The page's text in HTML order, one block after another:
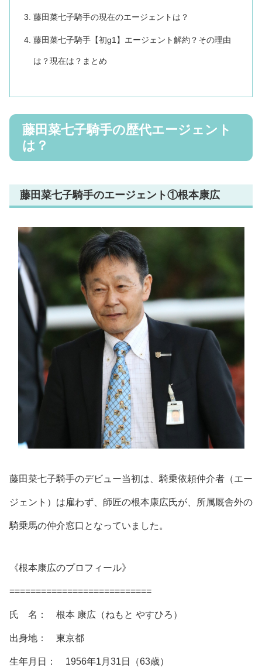
藤田菜七子騎手の現在のエージェントは？
藤田菜七子騎手【初g1】エージェント解約？その理由
は？現在は？まとめ
藤田菜七子騎手の歴代エージェント
は？
藤田菜七子騎手のエージェント①根本康広
藤田菜七子騎手のデビュー当初は、騎乗依頼仲介者（エー
ジェント）は雇わず、 師匠の根本康広氏が、所属厩舎外の
騎乗馬の仲介窓口となっていました。
《根本康広のプロフィール》
===========================
氏 名： 根本 康広（ねもと やすひろ）
出身地： 東京都
生年月日： 1956年1月31日（63歳）